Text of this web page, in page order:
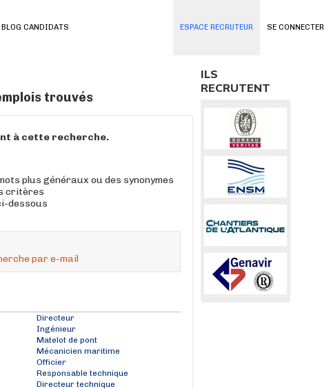
SE CONNECTER
BLOG CANDIDATS ESPACE RECRUTEUR
trouvés
à cette recherche.
plus généraux ou des synonymes
critères
dessous
par e-mail
Directeur
Ingénieur
Matelot de pont
Mécanicien maritime
Officier
Responsable technique
Directeur technique
ILS
RECRUTENT